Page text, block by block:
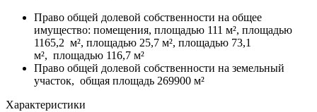
Право общей долевой собственности на общее
имущество: помещения, площадью 111 м², площадью
1165,2 м², площадью 25,7 м², площадью 73,1
м², площадью 116,7 м²
Право общей долевой собственности на земельный
участок, общая площадь 269900 м²
Характеристики